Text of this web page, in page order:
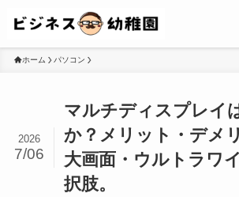
ホーム パソコン
マルチディスプレイ
か？メリット・デメ
大画面・ウルトラワ
択肢。
2026
7/06